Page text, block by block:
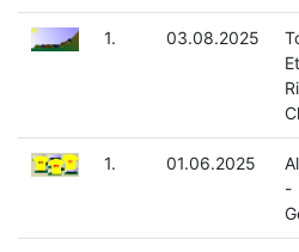
1. 03.08.2025
1. 01.06.2025
-